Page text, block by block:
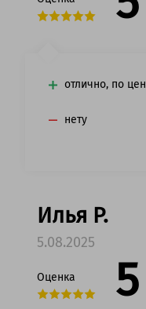
отлично, по
нету
Илья Р.
5.08.2025
Оценка 5